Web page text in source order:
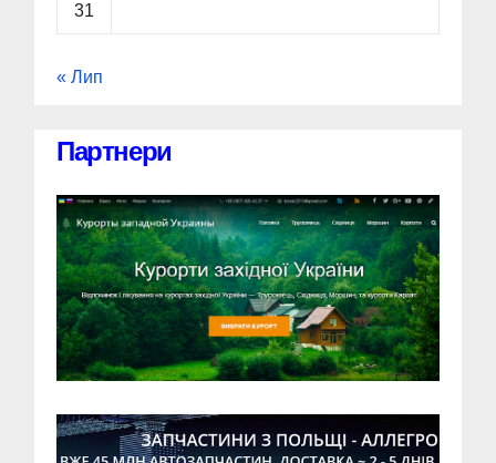
31
« Лип
Партнери